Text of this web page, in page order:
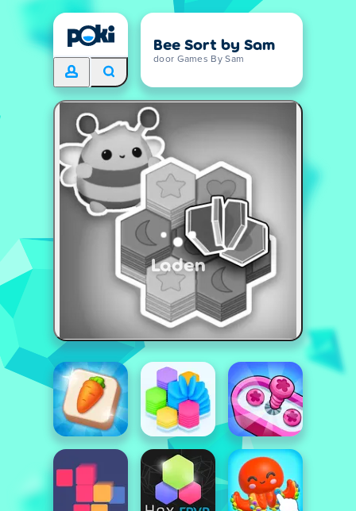
Bee Sort by Sam
door Games By Sam
Laden